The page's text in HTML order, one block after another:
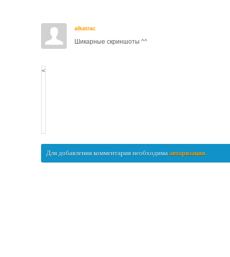
alkatrac
Шикарные скриншоты ^^
<
Для добавления комментария необходима авторизация